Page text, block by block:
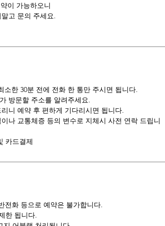
이 가능하오니
고 문의 주세요.
소한 30분 전에 전화 한 통만 주시면 됩니다.
방문할 주소를 알려주세요.
니 예약 후 편하게 기다리시면 됩니다.
나 교통체증 등의 변수로 지체시 사전 연락 드립니
카드결제
전화 등으로 예약은 불가합니다.
한 됩니다.